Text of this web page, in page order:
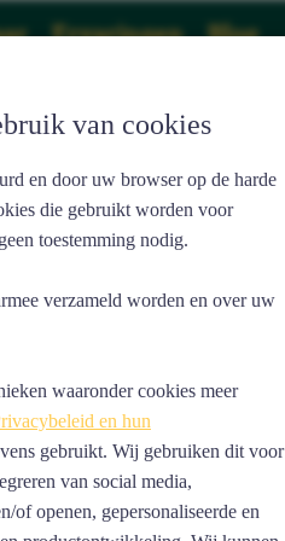
Ervaringen Blog
van cookies
en door uw browser op de harde
die gebruikt worden voor
toestemming nodig.
verzameld worden en over uw
waaronder cookies meer
en hun
gebruikt. Wij gebruiken dit voor
van social media,
of openen, gepersonaliseerde en